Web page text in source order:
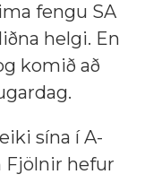
fengu SA
helgi. En
komið að
sína í A-
Fjölnir hefur